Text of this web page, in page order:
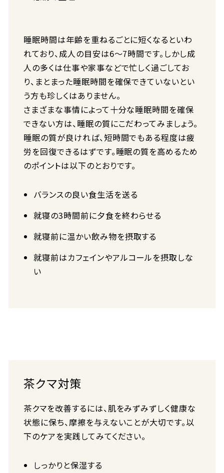
睡眠時間は年齢を重ねるごとに短くなるといわ
れており、成人の目安は6〜7時間です。しかし成
人の多くは仕事や家事などで忙しく過ごしてお
り、まとまった睡眠時間を確保できていないとい
う方も珍しくはありません。
さまざまな事情によって十分な睡眠時間を確保
できない方は、睡眠の質にこだわってみましょう。
睡眠の質が良ければ、短時間でもある程度は疲
労を回復できるはずです。睡眠の質を高めるため
のポイントは以下のとおりです。
バランスの良い食生活を送る
就寝の3時間前に夕食を終わらせる
就寝前に温かい飲み物を摂取する
就寝前はカフェインやアルコールを摂取しな
い
茶クマ対策
茶クマを改善するには、肌をみずみずしく健康な
状態に保ち、摩擦を与えないことが大切です。以
下のケアを実践してみてください。
しっかりと保湿する